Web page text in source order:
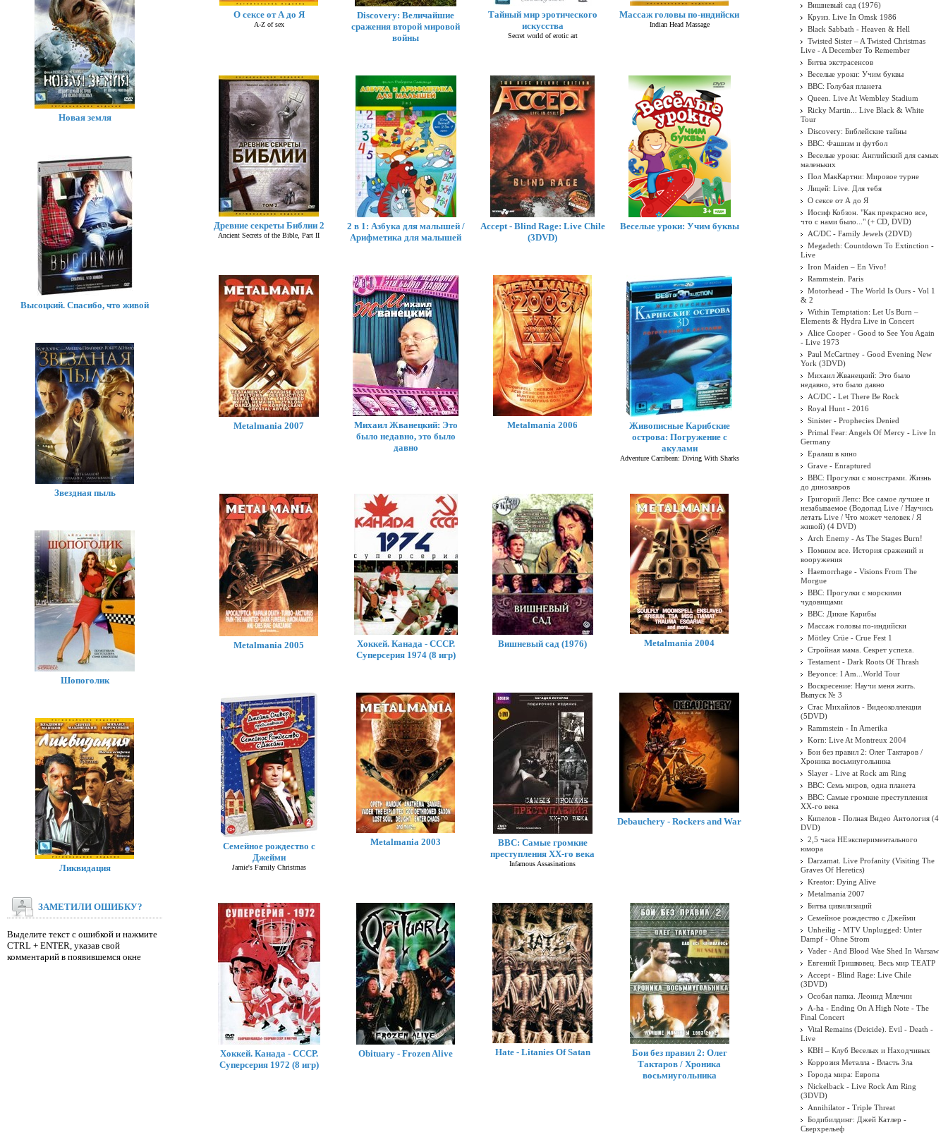
О сексе от А до Я
A-Z of sex
Discovery: Величайшие
сражения второй мировой
войны
Тайный мир эротического
искусства
Secret world of erotic art
Массаж головы по-индийски
Indian Head Massage
Древние секреты Библии 2
Ancient Secrets of the Bible, Part II
2 в 1: Азбука для малышей /
Арифметика для малышей
Accept - Blind Rage: Live Chile
(3DVD)
Веселые уроки: Учим буквы
Metalmania 2007
Михаил Жванецкий: Это
было недавно, это было
давно
Metalmania 2006
Живописные Карибские
острова: Погружение с
акулами
Adventure Carribean: Diving With Sharks
Metalmania 2005
Хоккей. Канада - СССР.
Суперсерия 1974 (8 игр)
Вишневый сад (1976) Metalmania 2004
Семейное рождество с
Джейми
Jamie's Family Christmas
Metalmania 2003
BBC: Самые громкие
преступления XX-го века
Infamous Assasinations
Debauchery - Rockers and War
Хоккей. Канада - СССР.
Суперсерия 1972 (8 игр)
Obituary - Frozen Alive Hate - Litanies Of Satan
Бои без правил 2: Олег
Тактаров / Хроника
восьмиугольника
Новая земля
Высоцкий. Спасибо, что живой
Звездная пыль
Шопоголик
Ликвидация
ЗАМЕТИЛИ ОШИБКУ?
Выделите текст с ошибкой и нажмите
CTRL + ENTER, указав свой
комментарий в появившемся окне
Вишневый сад (1976)
Круиз. Live In Omsk 1986
Black Sabbath - Heaven & Hell
Twisted Sister ‎– A Twisted Christmas
Live - A December To Remember
Битва экстрасенсов
Веселые уроки: Учим буквы
BBC: Голубая планета
Queen. Live At Wembley Stadium
Ricky Martin... Live Black & White
Tour
Discovery: Библейские тайны
BBC: Фашизм и футбол
Веселые уроки: Английский для самых
маленьких
Пол МакКартни: Мировое турне
Лицей: Live. Для тебя
О сексе от А до Я
Иосиф Кобзон. "Как прекрасно все,
что с нами было..." (+ CD, DVD)
AC/DC - Family Jewels (2DVD)
Megadeth: Countdown To Extinction -
Live
Iron Maiden ‎– En Vivo!
Rammstein. Paris
Motorhead - The World Is Ours - Vol 1
& 2
Within Temptation: Let Us Burn –
Elements & Hydra Live in Concert
Alice Cooper - Good to See You Again
- Live 1973
Paul McCartney - Good Evening New
York (3DVD)
Михаил Жванецкий: Это было
недавно, это было давно
AC/DC - Let There Be Rock
Royal Hunt - 2016
Sinister - Prophecies Denied
Primal Fear: Angels Of Mercy - Live In
Germany
Ералаш в кино
Grave - Enraptured
BBC: Прогулки с монстрами. Жизнь
до динозавров
Григорий Лепс: Все самое лучшее и
незабываемое (Водопад Live / Научись
летать Live / Что может человек / Я
живой) (4 DVD)
Arch Enemy - As The Stages Burn!
Помним все. История сражений и
вооружения
Haemorrhage - Visions From The
Morgue
BBC: Прогулки с морскими
чудовищами
BBC: Дикие Карибы
Массаж головы по-индийски
Mötley Crüe - Crue Fest 1
Стройная мама. Секрет успеха.
Testament - Dark Roots Of Thrash
Beyonce: I Am...World Tour
Воскресение: Научи меня жить.
Выпуск № 3
Стас Михайлов - Видеоколлекция
(5DVD)
Rammstein - In Amerika
Korn: Live At Montreux 2004
Бои без правил 2: Олег Тактаров /
Хроника восьмиугольника
Slayer - Live at Rock am Ring
BBC: Семь миров, одна планета
BBC: Самые громкие преступления
XX-го века
Кипелов - Полная Видео Антология (4
DVD)
2,5 часа НЕэкспериментального
юмора
Darzamat. Live Profanity (Visiting The
Graves Of Heretics)
Kreator: Dying Alive
Metalmania 2007
Битва цивилизаций
Семейное рождество с Джейми
Unheilig - MTV Unplugged: Unter
Dampf - Ohne Strom
Vader - And Blood Wae Shed In Warsaw
Евгений Гришковец. Весь мир ТЕАТР
Accept - Blind Rage: Live Chile
(3DVD)
Особая папка. Леонид Млечин
A-ha - Ending On A High Note - The
Final Concert
Vital Remains (Deicide). Evil - Death -
Live
КВН – Клуб Веселых и Находчивых
Коррозия Металла - Власть Зла
Города мира: Европа
Nickelback - Live Rock Am Ring
(3DVD)
Annihilator - Triple Threat
Бодибилдинг: Джей Катлер -
Сверхрельеф